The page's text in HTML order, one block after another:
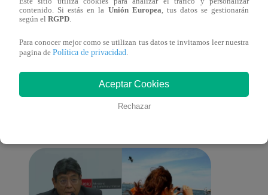
También te puede
interesar
contenido. Si estás en la Unión Europea , tus datos se gestionarán
según el RGPD
Para conocer mejor como se utilizan tus datos te invitamos leer nuestra
pagina de Política de privacidad
Aceptar Cookies
Rechazar